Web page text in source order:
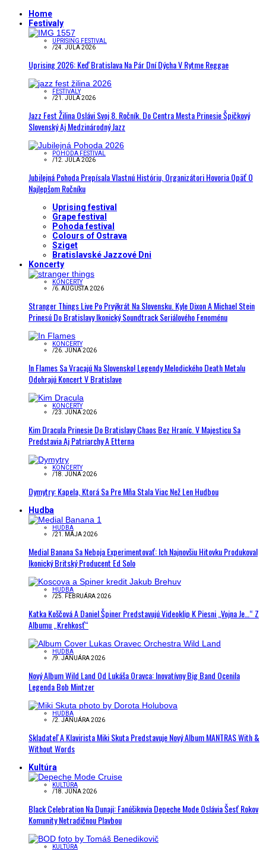
Home
Festivaly
UPRISING FESTIVAL
/24. JÚLA 2026
Uprising 2026: Keď Bratislava Na Pár Dní Dýcha V Rytme Reggae
FESTIVALY
/21. JÚLA 2026
Jazz Fest Žilina Oslávi Svoj 8. Ročník. Do Centra Mesta Prinesie Špičkový
Slovenský Aj Medzinárodný Jazz
POHODA FESTIVAL
/12. JÚLA 2026
Jubilejná Pohoda Prepísala Vlastnú Históriu, Organizátori Hovoria Opäť O
Najlepšom Ročníku
Uprising festival
Grape festival
Pohoda festival
Colours of Ostrava
Sziget
Bratislavské Jazzové Dni
Koncerty
KONCERTY
/6. AUGUSTA 2026
Stranger Things Live Po Prvýkrát Na Slovensku. Kyle Dixon A Michael Stein
Prinesú Do Bratislavy Ikonický Soundtrack Seriálového Fenoménu
KONCERTY
/26. JÚNA 2026
In Flames Sa Vracajú Na Slovensko! Legendy Melodického Death Metalu
Odohrajú Koncert V Bratislave
KONCERTY
/23. JÚNA 2026
Kim Dracula Prinesie Do Bratislavy Chaos Bez Hraníc. V Majesticu Sa
Predstavia Aj Patriarchy A Etterna
KONCERTY
/18. JÚNA 2026
Dymytry: Kapela, Ktorá Sa Pre Mňa Stala Viac Než Len Hudbou
Hudba
HUDBA
/21. MÁJA 2026
Medial Banana Sa Neboja Experimentovať: Ich Najnovšiu Hitovku Produkoval
Ikonický Britský Producent Ed Solo
HUDBA
/25. FEBRUÁRA 2026
Katka Koščová A Daniel Špiner Predstavujú Videoklip K Piesni „Vojna Je…“ Z
Albumu „Krehkosť“
HUDBA
/9. JANUÁRA 2026
Nový Album Wild Land Od Lukáša Oravca: Inovatívny Big Band Ocenila
Legenda Bob Mintzer
HUDBA
/2. JANUÁRA 2026
Skladateľ A Klavirista Miki Skuta Predstavuje Nový Album MANTRAS With &
Without Words
Kultúra
KULTÚRA
/18. JÚNA 2026
Black Celebration Na Dunaji: Fanúšikovia Depeche Mode Oslávia Šesť Rokov
Komunity Netradičnou Plavbou
KULTÚRA